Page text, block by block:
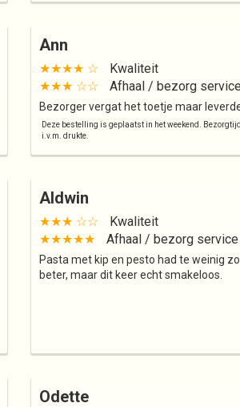
Ann
★★★★ ☆
Kwaliteit
★★★ ☆☆
Afhaal / bezorg service
Bezorger vergat het toetje maar
Deze bestelling is geplaatst in het weekend.
i.v.m. drukte.
Aldwin
★★★ ☆☆
Kwaliteit
★★★★★
Afhaal / bezorg service
Pasta met kip en pesto had te weinig
beter, maar dit keer echt smakeloos.
Odette